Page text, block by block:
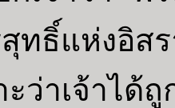
ทธิ์แห่งอิสร
ะว่าเจ้าได้